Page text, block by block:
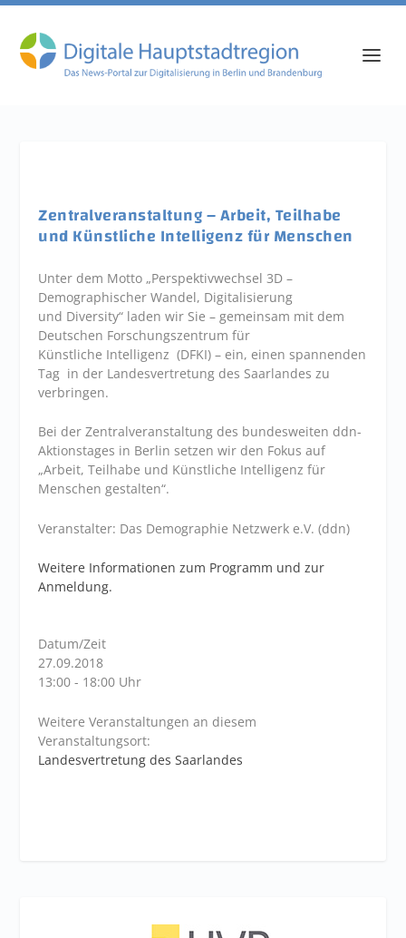
Zentralveranstaltung – Arbeit, Teilhabe
und Künstliche Intelligenz für Menschen
Unter dem Motto „Perspektivwechsel 3D –
Demographischer Wandel, Digitalisierung
und Diversity“ laden wir Sie – gemeinsam mit dem
Deutschen Forschungszentrum für
Künstliche Intelligenz (DFKI) – ein, einen spannenden
Tag in der Landesvertretung des Saarlandes zu
verbringen.
Bei der Zentralveranstaltung des bundesweiten ddn-
Aktionstages in Berlin setzen wir den Fokus auf
„Arbeit, Teilhabe und Künstliche Intelligenz für
Menschen gestalten“.
Veranstalter: Das Demographie Netzwerk e.V. (ddn)
Weitere Informationen zum Programm und zur
Anmeldung.
Datum/Zeit
27.09.2018
13:00 - 18:00 Uhr
Weitere Veranstaltungen an diesem
Veranstaltungsort:
Landesvertretung des Saarlandes